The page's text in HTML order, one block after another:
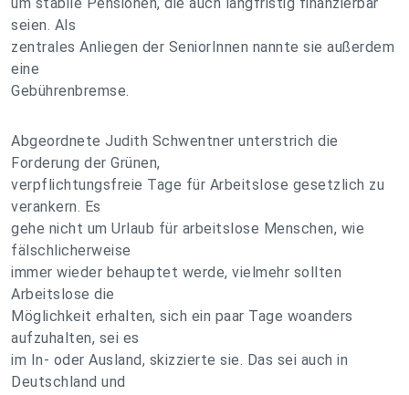
seien. Als
zentrales Anliegen der SeniorInnen nannte sie außerdem
eine
Gebührenbremse.
Abgeordnete Judith Schwentner unterstrich die
Forderung der Grünen,
verpflichtungsfreie Tage für Arbeitslose gesetzlich zu
verankern. Es
gehe nicht um Urlaub für arbeitslose Menschen, wie
fälschlicherweise
immer wieder behauptet werde, vielmehr sollten
Arbeitslose die
Möglichkeit erhalten, sich ein paar Tage woanders
aufzuhalten, sei es
im In- oder Ausland, skizzierte sie. Das sei auch in
Deutschland und